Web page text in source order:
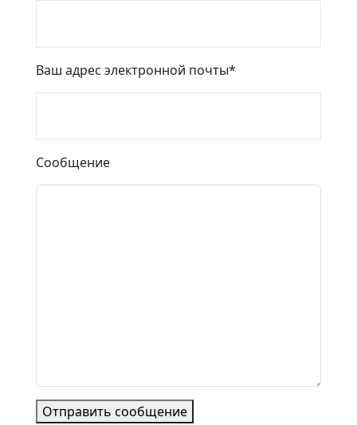
Ваш адрес электронной почты*
Сообщение
Отправить сообщение